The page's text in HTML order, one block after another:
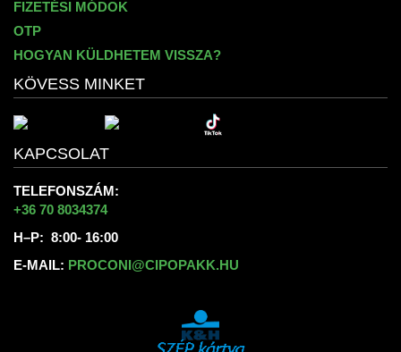
FIZETÉSI MÓDOK
OTP
HOGYAN KÜLDHETEM VISSZA?
KÖVESS MINKET
KAPCSOLAT
TELEFONSZÁM:
+36 70 8034374
H–P: 8:00- 16:00
E-MAIL: PROCONI@CIPOPAKK.HU